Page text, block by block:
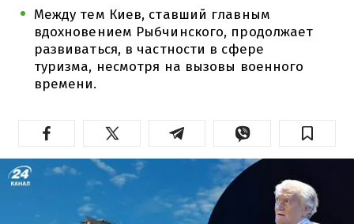
Между тем Киев, ставший главным
вдохновением Рыбчинского, продолжает
развиваться, в частности в сфере
туризма, несмотря на вызовы военного
времени.